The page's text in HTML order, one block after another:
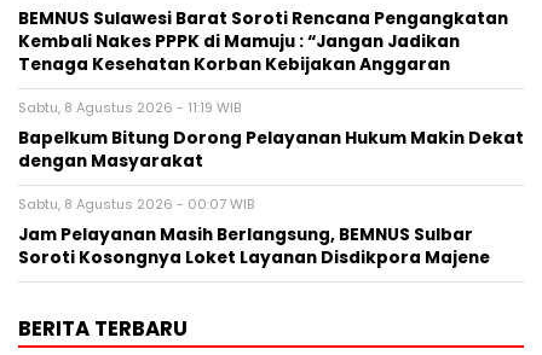
BEMNUS Sulawesi Barat Soroti Rencana Pengangkatan
Kembali Nakes PPPK di Mamuju : “Jangan Jadikan
Tenaga Kesehatan Korban Kebijakan Anggaran
Sabtu, 8 Agustus 2026 - 11:19 WIB
Bapelkum Bitung Dorong Pelayanan Hukum Makin Dekat
dengan Masyarakat
Sabtu, 8 Agustus 2026 - 00:07 WIB
Jam Pelayanan Masih Berlangsung, BEMNUS Sulbar
Soroti Kosongnya Loket Layanan Disdikpora Majene
BERITA TERBARU